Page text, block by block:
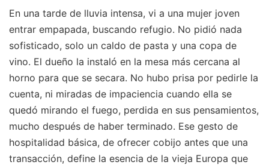
En una tarde de lluvia intensa, vi a una mujer joven
entrar empapada, buscando refugio. No pidió nada
sofisticado, solo un caldo de pasta y una copa de
vino. El dueño la instaló en la mesa más cercana al
horno para que se secara. No hubo prisa por pedirle la
cuenta, ni miradas de impaciencia cuando ella se
quedó mirando el fuego, perdida en sus pensamientos,
mucho después de haber terminado. Ese gesto de
hospitalidad básica, de ofrecer cobijo antes que una
transacción, define la esencia de la vieja Europa que